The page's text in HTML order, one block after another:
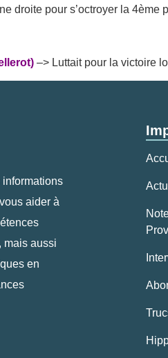
droite pour s’octroyer la 4ème
–> Luttait pour la victoire
informations
aider à
mais aussi
en